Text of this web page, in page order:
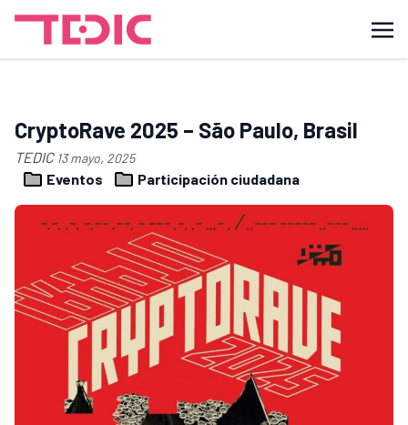
CryptoRave 2025 – São Paulo, Brasil
TEDIC 13 mayo, 2025
Eventos Participación ciudadana